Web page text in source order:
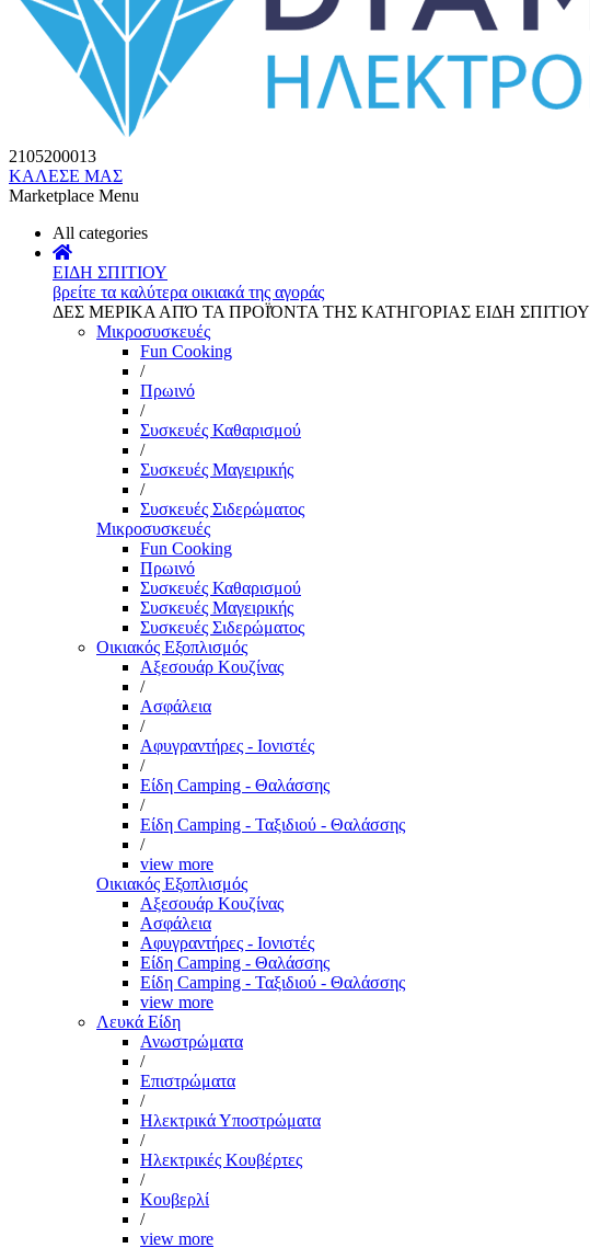
2105200013
ΚΑΛΕΣΕ ΜΑΣ
Marketplace Menu
All categories
ΕΙΔΗ ΣΠΙΤΙΟΥ
βρείτε τα καλύτερα οικιακά της αγοράς
ΔΕΣ ΜΕΡΙΚΑ ΑΠΌ ΤΑ ΠΡΟΪΌΝΤΑ ΤΗΣ ΚΑΤΗΓΟΡΙΑΣ ΕΙΔΗ ΣΠΙΤΙΟΥ
Μικροσυσκευές
Fun Cooking
/
Πρωινό
/
Συσκευές Καθαρισμού
/
Συσκευές Μαγειρικής
/
Συσκευές Σιδερώματος
Μικροσυσκευές
Fun Cooking
Πρωινό
Συσκευές Καθαρισμού
Συσκευές Μαγειρικής
Συσκευές Σιδερώματος
Οικιακός Εξοπλισμός
Αξεσουάρ Κουζίνας
/
Ασφάλεια
/
Αφυγραντήρες - Ιονιστές
/
Είδη Camping - Θαλάσσης
/
Είδη Camping - Ταξιδιού - Θαλάσσης
/
view more
Οικιακός Εξοπλισμός
Αξεσουάρ Κουζίνας
Ασφάλεια
Αφυγραντήρες - Ιονιστές
Είδη Camping - Θαλάσσης
Είδη Camping - Ταξιδιού - Θαλάσσης
view more
Λευκά Είδη
Ανωστρώματα
/
Επιστρώματα
/
Ηλεκτρικά Υποστρώματα
/
Ηλεκτρικές Κουβέρτες
/
Κουβερλί
/
view more